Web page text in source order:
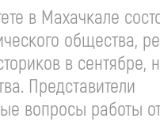
в Махачкале
общества,
в сентябре,
Представители
вопросы работы